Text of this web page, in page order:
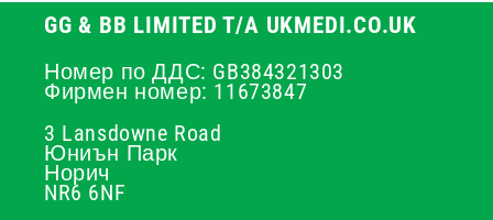
GG & BB LIMITED T/A UKMEDI.CO.UK
Номер по ДДС: GB384321303
Фирмен номер: 11673847
3 Lansdowne Road
Юниън Парк
Норич
NR6 6NF